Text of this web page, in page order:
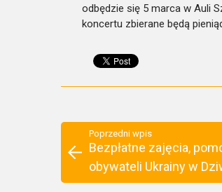
odbędzie się 5 marca w Auli
koncertu zbierane będą
Poprzedni wpis
Bezpłatne zajęcia,
obywateli Ukrainy w